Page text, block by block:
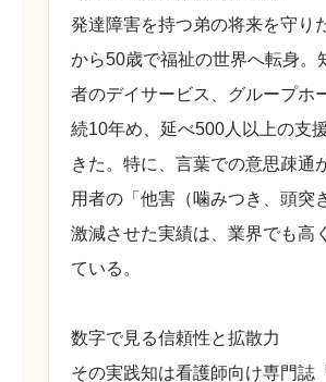
発達障害を持つ弟の将来を守り
から50歳で福祉の世界へ転身。
者のデイサービス、グループホ
続10年め、延べ500人以上の支
きた。特に、言葉での意思疎通
用者の「他害（噛みつき、頭突
激減させた実績は、業界でも高
ている。
数字で見る信頼性と拡散力
その実践知は看護師向け専門誌